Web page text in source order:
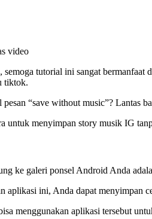
video
tutorial ini sangat
tiktok.
“save without music”?
untuk menyimpan story musik IG
ke galeri ponsel Android Anda
ini, Anda dapat menyimpan
menggunakan aplikasi tersebut